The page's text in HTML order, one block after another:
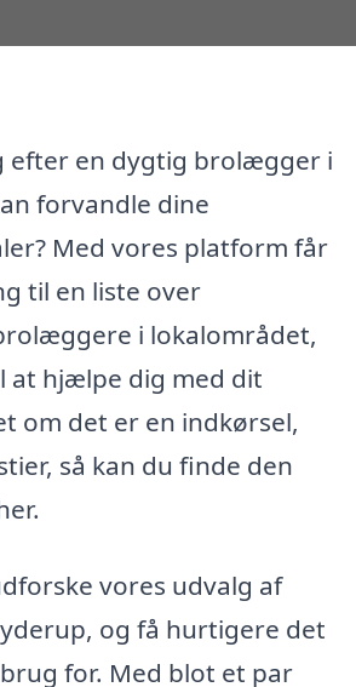
efter en dygtig brolægger i
forvandle dine
Med vores platform får
til en liste over
i lokalområdet,
at hjælpe dig med dit
om det er en indkørsel,
så kan du finde den
vores udvalg af
og få hurtigere det
for. Med blot et par